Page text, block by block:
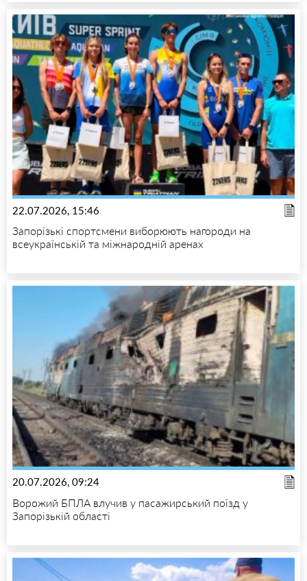
22.07.2026, 15:46
Запорізькі спортсмени виборюють нагороди на
всеукраїнській та міжнародній аренах
20.07.2026, 09:24
Ворожий БПЛА влучив у пасажирський поїзд у
Запорізькій області